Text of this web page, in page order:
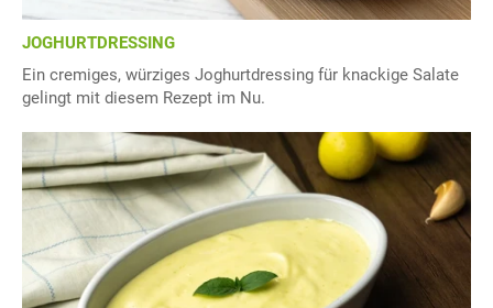
JOGHURTDRESSING
Ein cremiges, würziges Joghurtdressing für knackige Salate
gelingt mit diesem Rezept im Nu.